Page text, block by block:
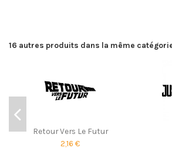
16 autres produits dans la même
Retour Vers Le Futur
2,16 €